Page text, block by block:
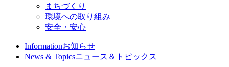
まちづくり
環境への取り組み
安全・安心
Informationお知らせ
News & Topicsニュース＆トピックス